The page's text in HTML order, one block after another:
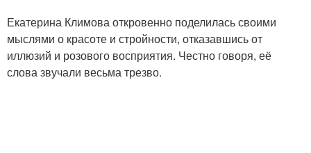
Екатерина Климова откровенно поделилась своими
мыслями о красоте и стройности, отказавшись от
иллюзий и розового восприятия. Честно говоря, её
слова звучали весьма трезво.